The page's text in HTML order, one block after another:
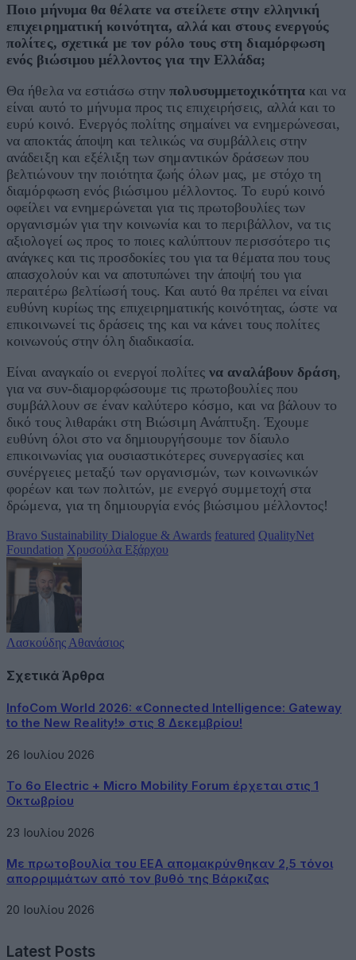
Ποιο μήνυμα θα θέλατε να στείλετε στην ελληνική
επιχειρηματική κοινότητα, αλλά και στους ενεργούς
πολίτες, σχετικά με τον ρόλο τους στη διαμόρφωση
ενός βιώσιμου μέλλοντος για την Ελλάδα;
Θα ήθελα να εστιάσω στηνπολυσυμμετοχικότητακαι να
είναι αυτό το μήνυμα προς τις επιχειρήσεις, αλλά και το
ευρύ κοινό. Ενεργός πολίτης σημαίνει να ενημερώνεσαι,
να αποκτάς άποψη και τελικώς να συμβάλλεις στην
ανάδειξη και εξέλιξη των σημαντικών δράσεων που
βελτιώνουν την ποιότητα ζωής όλων μας, με στόχο τη
διαμόρφωση ενός βιώσιμου μέλλοντος. Το ευρύ κοινό
οφείλει να ενημερώνεται για τις πρωτοβουλίες των
οργανισμών για την κοινωνία και το περιβάλλον, να τις
αξιολογεί ως προς το ποιες καλύπτουν περισσότερο τις
ανάγκες και τις προσδοκίες του για τα θέματα που τους
απασχολούν και να αποτυπώνει την άποψή του για
περαιτέρω βελτίωσή τους. Και αυτό θα πρέπει να είναι
ευθύνη κυρίως της επιχειρηματικής κοινότητας, ώστε να
επικοινωνεί τις δράσεις της και να κάνει τους πολίτες
κοινωνούς στην όλη διαδικασία.
Είναι αναγκαίο οι ενεργοί πολίτεςνα αναλάβουν δράση,
για να συν-διαμορφώσουμε τις πρωτοβουλίες που
συμβάλλουν σε έναν καλύτερο κόσμο, και να βάλουν το
δικό τους λιθαράκι στη Βιώσιμη Ανάπτυξη. Έχουμε
ευθύνη όλοι στο να δημιουργήσουμε τον δίαυλο
επικοινωνίας για ουσιαστικότερες συνεργασίες και
συνέργειες μεταξύ των οργανισμών, των κοινωνικών
φορέων και των πολιτών, με ενεργό συμμετοχή στα
δρώμενα, για τη δημιουργία ενός βιώσιμου μέλλοντος!
Bravo Sustainability Dialogue & Awards featured QualityNet
Foundation Χρυσούλα Εξάρχου
Λασκούδης Αθανάσιος
Σχετικά Άρθρα
InfoCom World 2026: «Connected Intelligence: Gateway
to the New Reality!» στις 8 Δεκεμβρίου!
26 Ιουλίου 2026
Το 6ο Electric + Micro Mobility Forum έρχεται στις 1
Οκτωβρίου
23 Ιουλίου 2026
Με πρωτοβουλία του ΕΕΑ απομακρύνθηκαν 2,5 τόνοι
απορριμμάτων από τον βυθό της Βάρκιζας
20 Ιουλίου 2026
Latest Posts